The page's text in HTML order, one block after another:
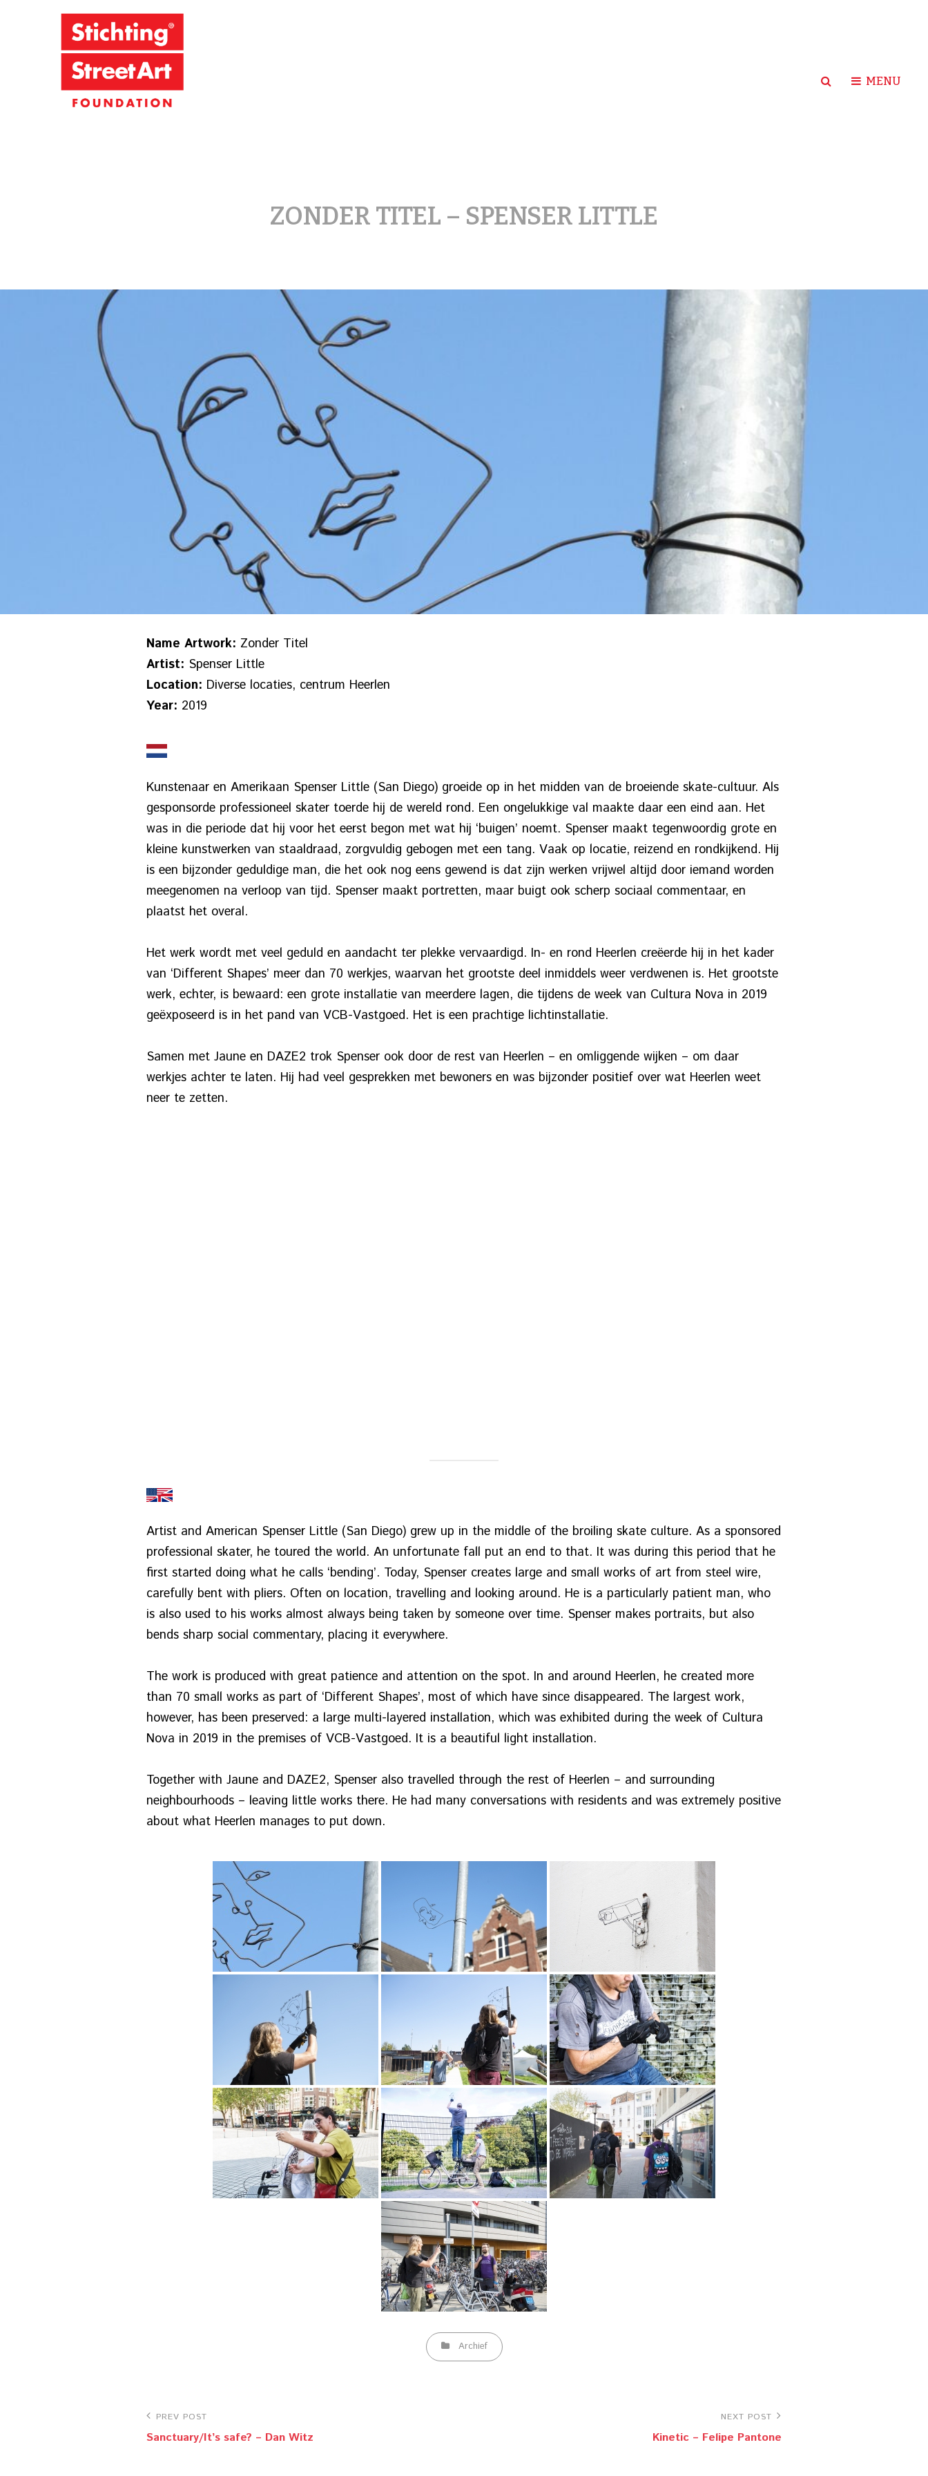
SEARCHMENU
ZONDER TITEL – SPENSER LITTLE
Name Artwork: Zonder Titel
Artist: Spenser Little
Location: Diverse locaties, centrum Heerlen
Year: 2019
Kunstenaar en Amerikaan Spenser Little (San Diego) groeide op in het midden van de broeiende skate-cultuur. Als
gesponsorde professioneel skater toerde hij de wereld rond. Een ongelukkige val maakte daar een eind aan. Het
was in die periode dat hij voor het eerst begon met wat hij ‘buigen’ noemt. Spenser maakt tegenwoordig grote en
kleine kunstwerken van staaldraad, zorgvuldig gebogen met een tang. Vaak op locatie, reizend en rondkijkend. Hij
is een bijzonder geduldige man, die het ook nog eens gewend is dat zijn werken vrijwel altijd door iemand worden
meegenomen na verloop van tijd. Spenser maakt portretten, maar buigt ook scherp sociaal commentaar, en
plaatst het overal.
Het werk wordt met veel geduld en aandacht ter plekke vervaardigd. In- en rond Heerlen creëerde hij in het kader
van ‘Different Shapes’ meer dan 70 werkjes, waarvan het grootste deel inmiddels weer verdwenen is. Het grootste
werk, echter, is bewaard: een grote installatie van meerdere lagen, die tijdens de week van Cultura Nova in 2019
geëxposeerd is in het pand van VCB-Vastgoed. Het is een prachtige lichtinstallatie.
Samen met Jaune en DAZE2 trok Spenser ook door de rest van Heerlen – en omliggende wijken – om daar
werkjes achter te laten. Hij had veel gesprekken met bewoners en was bijzonder positief over wat Heerlen weet
neer te zetten.
Artist and American Spenser Little (San Diego) grew up in the middle of the broiling skate culture. As a sponsored
professional skater, he toured the world. An unfortunate fall put an end to that. It was during this period that he
first started doing what he calls ‘bending’. Today, Spenser creates large and small works of art from steel wire,
carefully bent with pliers. Often on location, travelling and looking around. He is a particularly patient man, who
is also used to his works almost always being taken by someone over time. Spenser makes portraits, but also
bends sharp social commentary, placing it everywhere.
The work is produced with great patience and attention on the spot. In and around Heerlen, he created more
than 70 small works as part of ‘Different Shapes’, most of which have since disappeared. The largest work,
however, has been preserved: a large multi-layered installation, which was exhibited during the week of Cultura
Nova in 2019 in the premises of VCB-Vastgoed. It is a beautiful light installation.
Together with Jaune and DAZE2, Spenser also travelled through the rest of Heerlen – and surrounding
neighbourhoods – leaving little works there. He had many conversations with residents and was extremely positive
about what Heerlen manages to put down.
Categories
Archief
Bericht
navigatie
Previous
Post
PREV POST
Sanctuary/It’s safe? – Dan Witz
NEXT POST
Kinetic – Felipe Pantone